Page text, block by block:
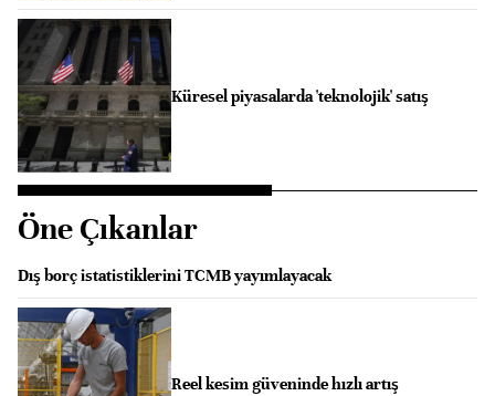
Küresel piyasalarda 'teknolojik' satış
Öne Çıkanlar
Dış borç istatistiklerini TCMB yayımlayacak
Reel kesim güveninde hızlı artış